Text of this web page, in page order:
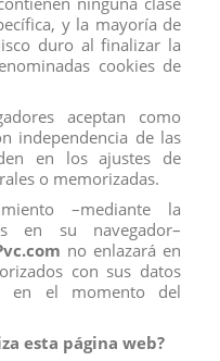
CABALLO LUSIANO
y la mayoría de
duro al finalizar la
cookies de
aceptan como
independencia de las
en los ajustes de
o memorizadas.
–mediante la
en su navegador–
no enlazará en
con sus datos
en el momento del
esta página web?